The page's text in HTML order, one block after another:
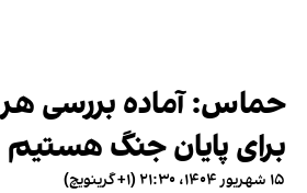
حماس: آماده بررسی
برای پایان جنگ هستیم
۱۵ شهریور ۱۴۰۴، ۲۱:۳۰ (‎+۱ گرینویچ)